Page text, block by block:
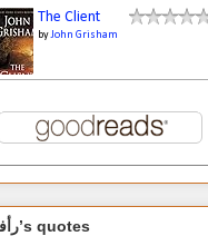
The Client
byJohn Grisham
رأفت’s quotes